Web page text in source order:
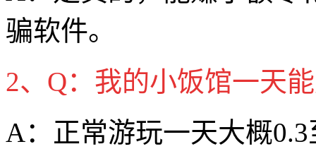
骗软件。
2、Q：我的小饭馆一天
A：正常游玩一天大概